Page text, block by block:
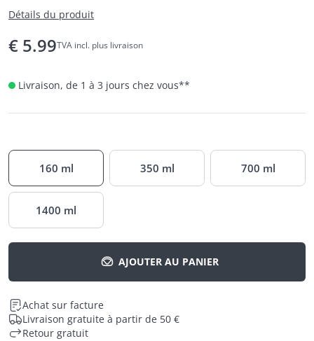
Détails du produit
€ 5.99TVA incl. plus livraison
Livraison, de 1 à 3 jours chez vous**
160 ml 350 ml 700 ml
1400 ml
AJOUTER AU PANIER
Achat sur facture
Livraison gratuite à partir de 50 €
Retour gratuit